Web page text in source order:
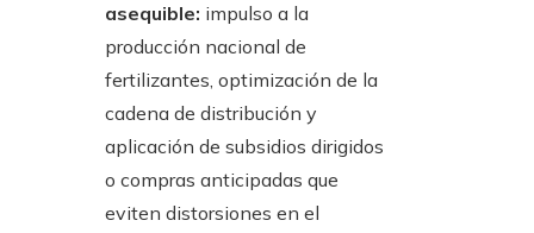
asequible: impulso a la
producción nacional de
fertilizantes, optimización de la
cadena de distribución y
aplicación de subsidios dirigidos
o compras anticipadas que
eviten distorsiones en el